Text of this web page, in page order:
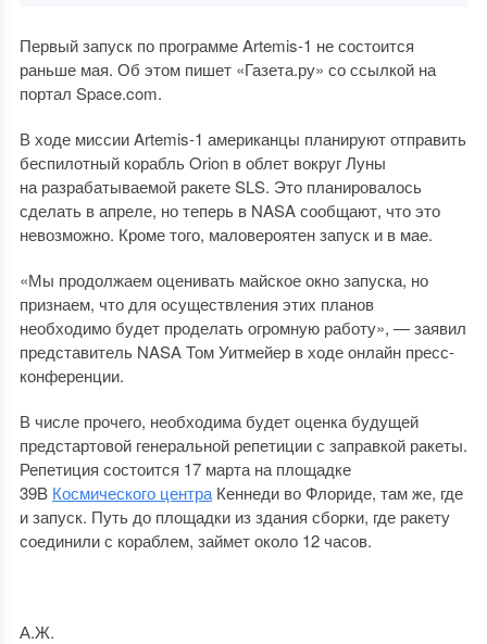
Первый запуск по программе Artemis-1 не состоится
раньше мая. Об этом пишет «Газета.ру» со ссылкой на
портал Space.com.
В ходе миссии Artemis-1 американцы планируют отправить
беспилотный корабль Orion в облет вокруг Луны
на разрабатываемой ракете SLS. Это планировалось
сделать в апреле, но теперь в NASA сообщают, что это
невозможно. Кроме того, маловероятен запуск и в мае.
«Мы продолжаем оценивать майское окно запуска, но
признаем, что для осуществления этих планов
необходимо будет проделать огромную работу», — заявил
представитель NASA Том Уитмейер в ходе онлайн пресс-
конференции.
В числе прочего, необходима будет оценка будущей
предстартовой генеральной репетиции с заправкой ракеты.
Репетиция состоится 17 марта на площадке
39B Космического центраКеннеди во Флориде, там же, где
и запуск. Путь до площадки из здания сборки, где ракету
соединили с кораблем, займет около 12 часов.
А.Ж.